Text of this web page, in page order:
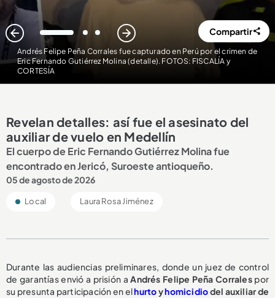
Andrés Felipe Peña Corrales fue capturado en Perú por el crimen de
Eric Fernando Gutiérrez Molina (detalle). FOTOS: FISCALÍA y
CORTESÍA
1 2 3 Compartir
Revelan detalles: así fue el asesinato del
auxiliar de vuelo en Medellín
El cuerpo de Eric Fernando Gutiérrez Molina fue
encontrado en Jericó, Suroeste antioqueño.
05 de agosto de 2026
Local Laura Rosa Jiménez
Durante las audiencias preliminares, donde un juez de control
de garantías envió a prisión aAndrés Felipe Peña Corralespor
su presunta participación en elhurtoyhomicidiodel auxiliar de